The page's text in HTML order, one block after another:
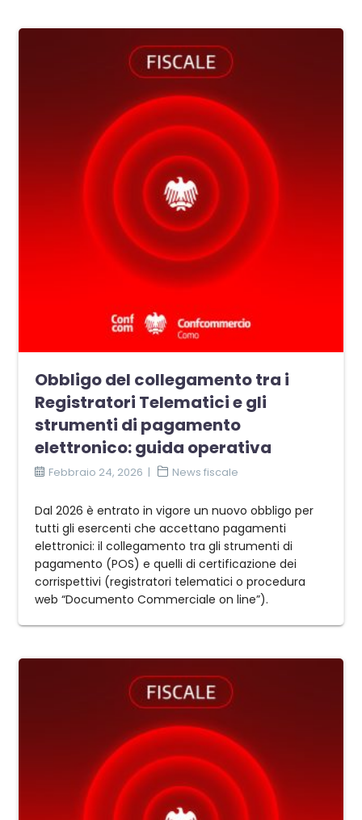
Obbligo del collegamento tra i
Registratori Telematici e gli
strumenti di pagamento
elettronico: guida operativa
Febbraio 24, 2026 News fiscale
Dal 2026 è entrato in vigore un nuovo obbligo per
tutti gli esercenti che accettano pagamenti
elettronici: il collegamento tra gli strumenti di
pagamento (POS) e quelli di certificazione dei
corrispettivi (registratori telematici o procedura
web “Documento Commerciale on line”).